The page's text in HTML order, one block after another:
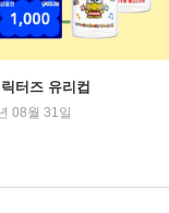
터즈 유리컵
08월 31일